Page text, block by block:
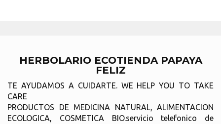
HERBOLARIO ECOTIENDA PAPAYA
FELIZ
TE AYUDAMOS A CUIDARTE. WE HELP YOU TO TAKE
CARE
PRODUCTOS DE MEDICINA NATURAL, ALIMENTACION
ECOLOGICA, COSMETICA BIO.servicio telefonico de